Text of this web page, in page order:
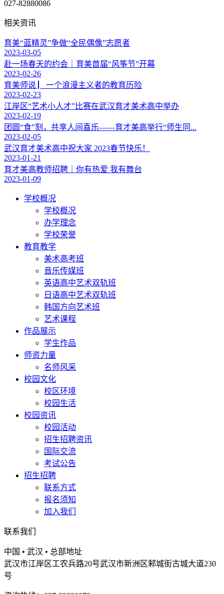
027-82880086
相关资讯
育美“蓝精灵”争做“全民偶像”志愿者
2023-03-05
赴一场春天的约会｜育美首届“风筝节”开幕
2023-02-26
育美师说 ▏一个浪漫主义者的教育历险
2023-02-23
江岸区“艺术小人才”比赛在武汉育才美术高中举办
2023-02-19
团圆“食”刻，共享人间喜乐——育才美高举行“师生同...
2023-02-05
武汉育才美术高中祝大家 2023春节快乐！
2023-01-21
育才美高教师招聘｜你有热爱 我有舞台
2023-01-09
学校概况
学校概况
办学理念
学校荣誉
教育教学
美术高考班
音乐传媒班
英语高中艺术双轨班
日语高中艺术双轨班
韩国方向艺术班
艺术课程
作品展示
学生作品
师资力量
名师风采
校园文化
校区环境
校园生活
校园资讯
校园活动
招生招聘资讯
国际交流
考试公告
招生招聘
联系方式
报名须知
加入我们
联系我们
中国 • 武汉 • 总部地址
武汉市江岸区工农兵路20号武汉市新洲区邾城街古城大道230
号